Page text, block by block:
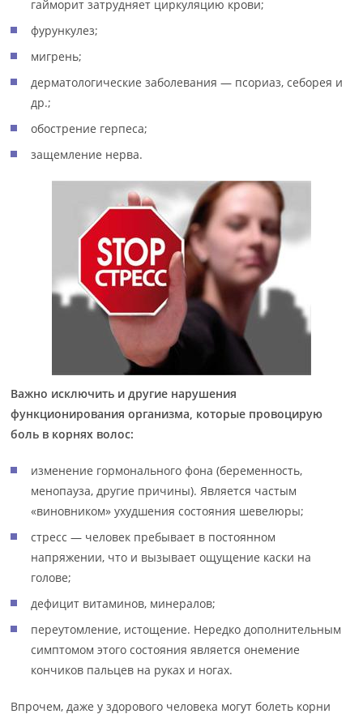
гайморит затрудняет циркуляцию крови;
фурункулез;
мигрень;
дерматологические заболевания — псориаз, себорея и
др.;
обострение герпеса;
защемление нерва.
Важно исключить и другие нарушения
функционирования организма, которые провоцирую
боль в корнях волос:
изменение гормонального фона (беременность,
менопауза, другие причины). Является частым
«виновником» ухудшения состояния шевелюры;
стресс — человек пребывает в постоянном
напряжении, что и вызывает ощущение каски на
голове;
дефицит витаминов, минералов;
переутомление, истощение. Нередко дополнительным
симптомом этого состояния является онемение
кончиков пальцев на руках и ногах.
Впрочем, даже у здорового человека могут болеть корни